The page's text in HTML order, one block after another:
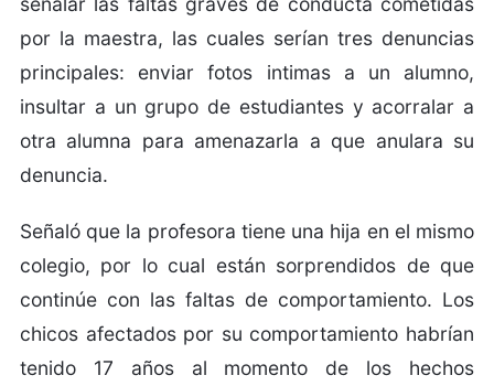
por la maestra, las cuales serían tres denuncias
principales: enviar fotos intimas a un alumno,
insultar a un grupo de estudiantes y acorralar a
otra alumna para amenazarla a que anulara su
denuncia.
Señaló que la profesora tiene una hija en el mismo
colegio, por lo cual están sorprendidos de que
continúe con las faltas de comportamiento. Los
chicos afectados por su comportamiento habrían
tenido 17 años al momento de los hechos